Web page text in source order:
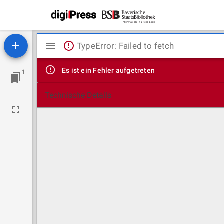
1
Mirador
Viewer
TypeError: Failed to fetch
Es ist ein Fehler aufgetreten
Technische Details